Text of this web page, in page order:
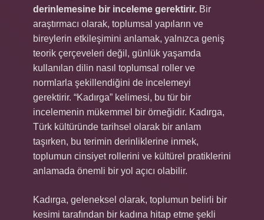
derinlemesine bir inceleme gerektirir. Bir
araştırmacı olarak, toplumsal yapıların ve
bireylerin etkileşimini anlamak, yalnızca geniş
teorik çerçeveleri değil, günlük yaşamda
kullanılan dilin nasıl toplumsal roller ve
normlarla şekillendiğini de incelemeyi
gerektirir. “Kadırga” kelimesi, bu tür bir
incelemenin mükemmel bir örneğidir. Kadırga,
Türk kültüründe tarihsel olarak bir anlam
taşırken, bu terimin derinliklerine inmek,
toplumun cinsiyet rollerini ve kültürel pratiklerini
anlamada önemli bir yol açıcı olabilir.
Kadırga, geleneksel olarak, toplumun belirli bir
kesimi tarafından bir kadına hitap etme şekli